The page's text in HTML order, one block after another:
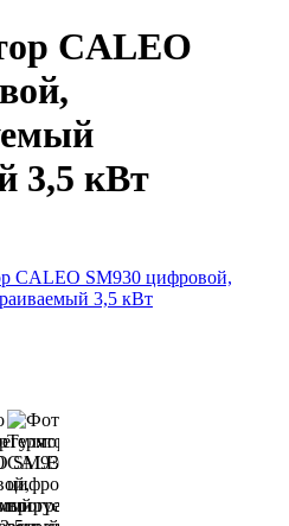
CALEO
3,5 кВт